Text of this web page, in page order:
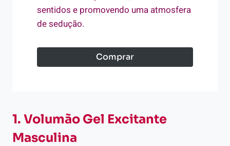
sentidos e promovendo uma atmosfera
de sedução.
Comprar
1. Volumão Gel Excitante
Masculina